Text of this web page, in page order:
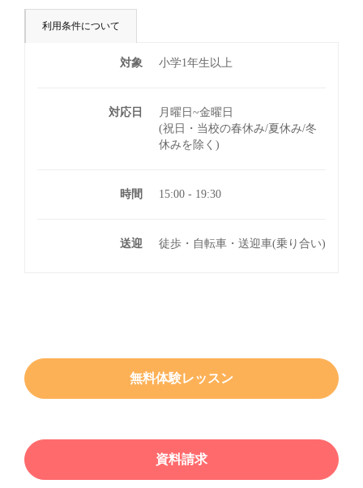
利用条件について
対象 小学1年生以上
対応日
月曜日~金曜日
(祝日・当校の春休み/夏休み/冬
休みを除く)
時間 15:00 - 19:30
送迎 徒歩・自転車・送迎車(乗り合い)
無料体験レッスン
資料請求